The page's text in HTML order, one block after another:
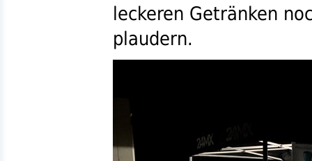
leckeren Getränken
plaudern.